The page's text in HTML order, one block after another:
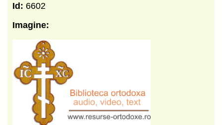
Id: 6602
Imagine: